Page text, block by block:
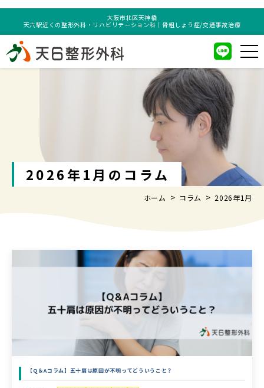
大阪市北区天神橋
天六駅近くの整形外科・リハビリテーション科｜骨粗しょう症/交通事故治療
ホーム コラム 2026年1月
2026年1月のコラム
【Q＆Aコラム】五十肩は原因が不明ってどういうこと？